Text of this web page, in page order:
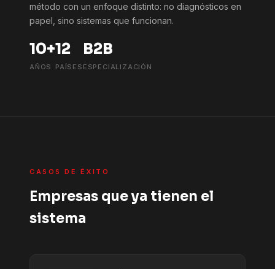
método con un enfoque distinto: no diagnósticos en
papel, sino sistemas que funcionan.
10+
AÑOS
12
PAÍSES
B2B
ESPECIALIZACIÓN
CASOS DE ÉXITO
Empresas que ya tienen el
sistema